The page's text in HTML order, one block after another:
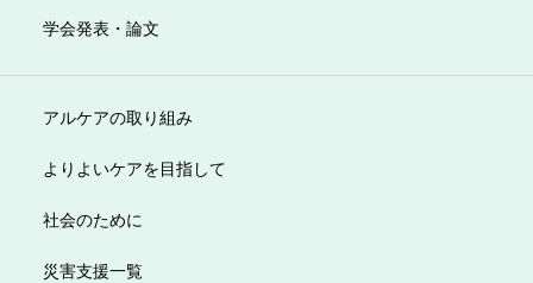
学会発表・論文
アルケアの取り組み
よりよいケアを目指して
社会のために
災害支援一覧